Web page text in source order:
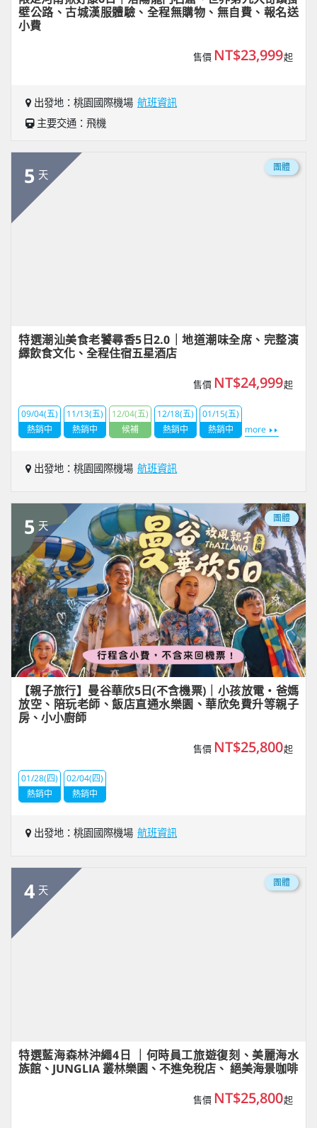
壁公路、古城漢服體驗、全程無購物、無自費、報名送
小費
售價 NT$23,999起
出發地：桃園國際機場 航班資訊
主要交通：飛機
5 天
團體
特選潮汕美食老饕尋香5日2.0｜地道潮味全席、完整演
繹飲食文化、全程住宿五星酒店
售價 NT$24,999起
09/04(五)
熱銷中
11/13(五)
熱銷中
12/04(五)
候補
12/18(五)
熱銷中
01/15(五)
熱銷中
more
出發地：桃園國際機場 航班資訊
5 天
團體
【親子旅行】曼谷華欣5日(不含機票)｜小孩放電・爸媽
放空、陪玩老師、飯店直通水樂園、華欣免費升等親子
房、小小廚師
售價 NT$25,800起
01/28(四)
熱銷中
02/04(四)
熱銷中
出發地：桃園國際機場 航班資訊
4 天
團體
特選藍海森林沖繩4日 ｜何時員工旅遊復刻、美麗海水
族館、JUNGLIA 叢林樂園、不進免稅店、 絕美海景咖啡
售價 NT$25,800起